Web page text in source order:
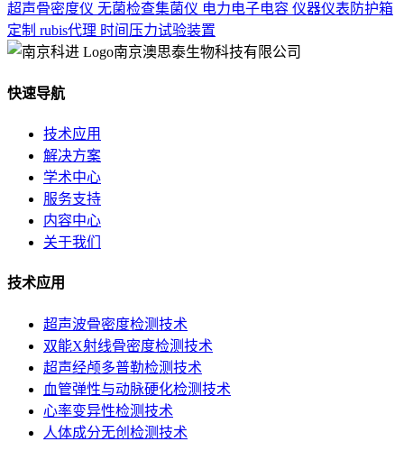
超声骨密度仪 无菌检查集菌仪 电力电子电容 仪器仪表防护箱
定制 rubis代理 时间压力试验装置
南京澳思泰生物科技有限公司
快速导航
技术应用
解决方案
学术中心
服务支持
内容中心
关于我们
技术应用
超声波骨密度检测技术
双能X射线骨密度检测技术
超声经颅多普勒检测技术
血管弹性与动脉硬化检测技术
心率变异性检测技术
人体成分无创检测技术